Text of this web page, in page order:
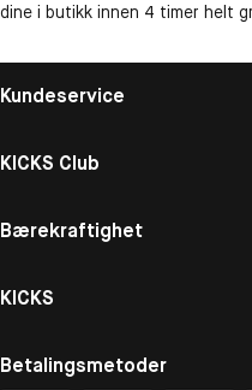
dine i butikk innen 4 timer helt
Kundeservice
KICKS Club
Bærekraftighet
KICKS
Betalingsmetoder